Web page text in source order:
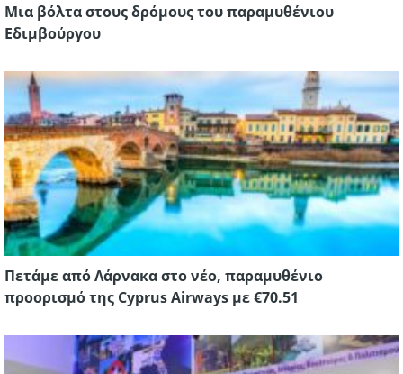
Μια βόλτα στους δρόμους του παραμυθένιου
Εδιμβούργου
Πετάμε από Λάρνακα στο νέο, παραμυθένιο
προορισμό της Cyprus Airways με €70.51